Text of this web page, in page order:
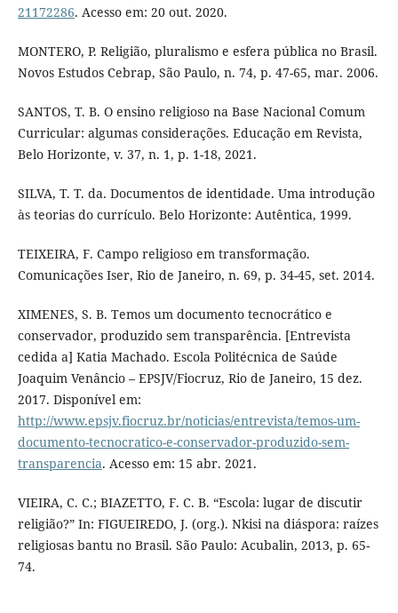
21172286. Acesso em: 20 out. 2020.
MONTERO, P. Religião, pluralismo e esfera pública no Brasil.
Novos Estudos Cebrap, São Paulo, n. 74, p. 47-65, mar. 2006.
SANTOS, T. B. O ensino religioso na Base Nacional Comum
Curricular: algumas considerações. Educação em Revista,
Belo Horizonte, v. 37, n. 1, p. 1-18, 2021.
SILVA, T. T. da. Documentos de identidade. Uma introdução
às teorias do currículo. Belo Horizonte: Autêntica, 1999.
TEIXEIRA, F. Campo religioso em transformação.
Comunicações Iser, Rio de Janeiro, n. 69, p. 34-45, set. 2014.
XIMENES, S. B. Temos um documento tecnocrático e
conservador, produzido sem transparência. [Entrevista
cedida a] Katia Machado. Escola Politécnica de Saúde
Joaquim Venâncio – EPSJV/Fiocruz, Rio de Janeiro, 15 dez.
2017. Disponível em:
http://www.epsjv.fiocruz.br/noticias/entrevista/temos-um-
documento-tecnocratico-e-conservador-produzido-sem-
transparencia. Acesso em: 15 abr. 2021.
VIEIRA, C. C.; BIAZETTO, F. C. B. “Escola: lugar de discutir
religião?” In: FIGUEIREDO, J. (org.). Nkisi na diáspora: raízes
religiosas bantu no Brasil. São Paulo: Acubalin, 2013, p. 65-
74.